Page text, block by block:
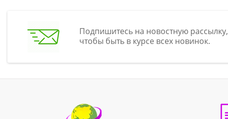
Подпишитесь на новостную рассылку,
чтобы быть в курсе всех новинок.